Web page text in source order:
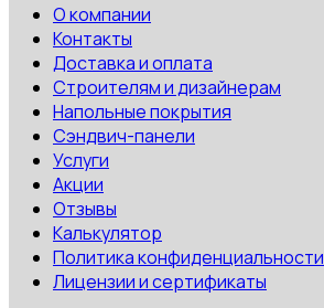
О компании
Контакты
Доставка и оплата
Строителям и дизайнерам
Напольные покрытия
Сэндвич-панели
Услуги
Акции
Отзывы
Калькулятор
Политика конфиденциальности
Лицензии и сертификаты